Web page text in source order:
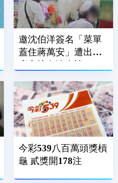
邀沈伯洋簽名「菜單
蓋住蔣萬安」遭出征
店家塗白漆全遮了
今彩539八百萬頭獎槓
龜 貳獎開178注